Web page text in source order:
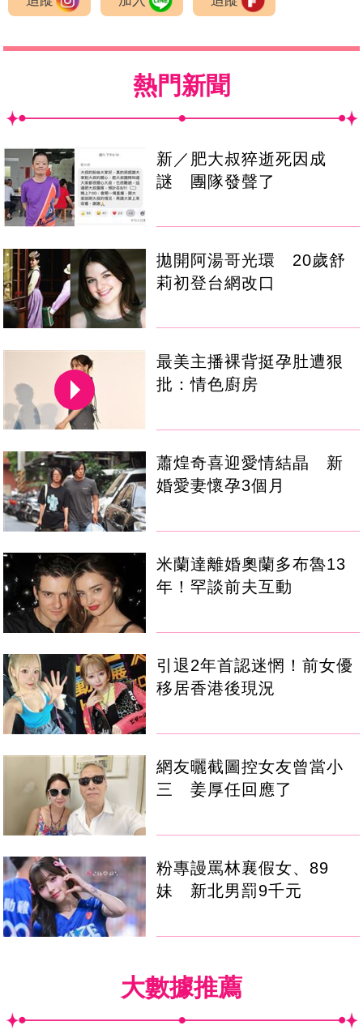
熱門新聞
新／肥大叔猝逝死因成
謎 團隊發聲了
拋開阿湯哥光環 20歲舒
莉初登台網改口
最美主播裸背挺孕肚遭狠
批：情色廚房
蕭煌奇喜迎愛情結晶 新
婚愛妻懷孕3個月
米蘭達離婚奧蘭多布魯13
年！罕談前夫互動
引退2年首認迷惘！前女優
移居香港後現況
網友曬截圖控女友曾當小
三 姜厚任回應了
粉專謾罵林襄假女、89
妹 新北男罰9千元
大數據推薦